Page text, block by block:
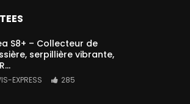
S8+ – Collecteur de
serpillière vibrante,
EXPRESS 285